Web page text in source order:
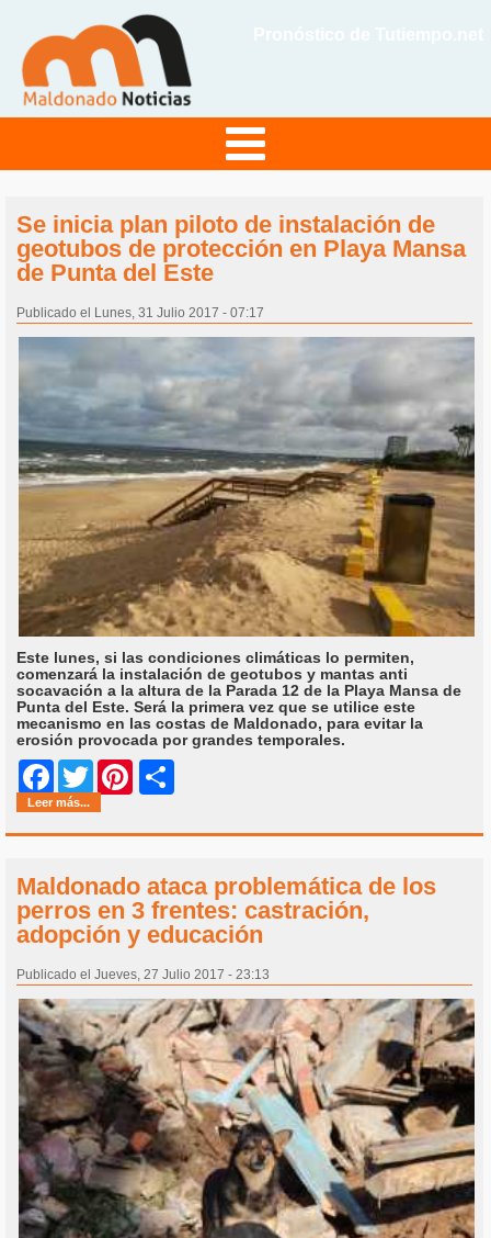
Se inicia plan piloto de instalación de
geotubos de protección en Playa Mansa
de Punta del Este
Publicado el Lunes, 31 Julio 2017 - 07:17
Este lunes, si las condiciones climáticas lo permiten,
comenzará la instalación de geotubos y mantas anti
socavación a la altura de la Parada 12 de la Playa Mansa de
Punta del Este. Será la primera vez que se utilice este
mecanismo en las costas de Maldonado, para evitar la
erosión provocada por grandes temporales.
Facebook
Twitter Pinterest
Leer más...
Maldonado ataca problemática de los
perros en 3 frentes: castración,
adopción y educación
Publicado el Jueves, 27 Julio 2017 - 23:13